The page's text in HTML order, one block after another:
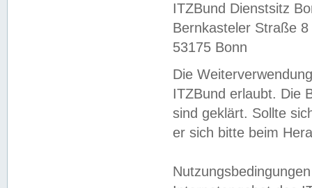
ITZBund Dienstsitz
Bernkasteler Straße 8
53175 Bonn
Die
ITZBund erlaubt. Die
sind geklärt. Sollte
er sich bitte beim